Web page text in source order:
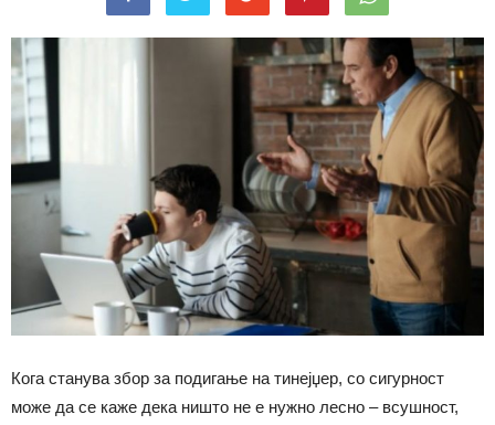
Кога станува збор за подигање на тинејџер, со сигурност
може да се каже дека ништо не е нужно лесно – всушност,